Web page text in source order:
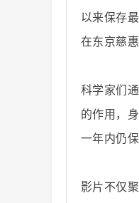
以来保存
在东京慈
科学家们
的作用，
一年内仍
影片不仅